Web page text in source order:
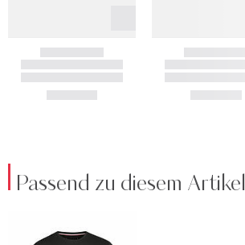
Passend zu diesem Artikel